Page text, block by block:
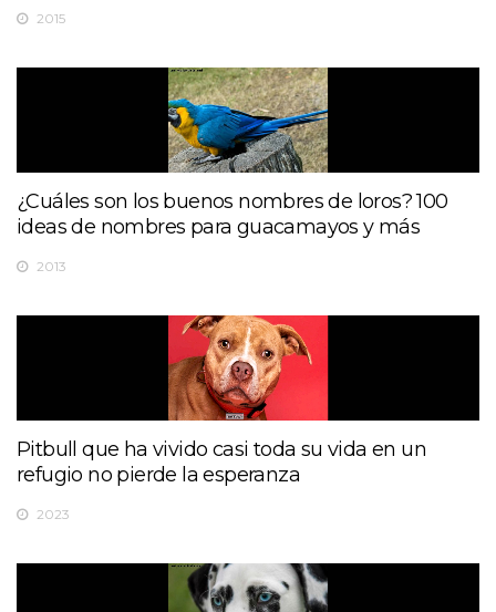
2015
¿Cuáles son los buenos nombres de loros? 100
ideas de nombres para guacamayos y más
2013
Pitbull que ha vivido casi toda su vida en un
refugio no pierde la esperanza
2023